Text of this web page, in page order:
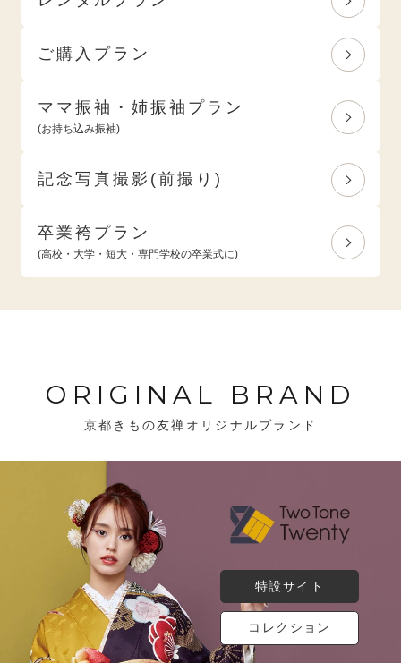
ご購入プラン
ママ振袖・姉振袖プラン
(お持ち込み振袖)
記念写真撮影(前撮り)
卒業袴プラン
(高校・大学・短大・専門学校の卒業式に)
ORIGINAL BRAND
京都きもの友禅オリジナルブランド
特設サイト
コレクション